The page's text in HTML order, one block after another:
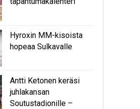
Hyroxin MM-kisoista
hopeaa Sulkavalle
Antti Ketonen keräsi
juhlakansan
Soutustadionille –